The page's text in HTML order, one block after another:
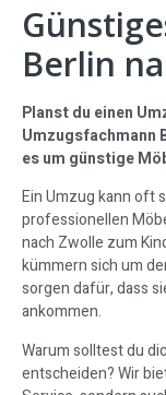
Berlin
Planst du einen
Umzugsfachmann
es um günstige
Ein Umzug kann oft
professionellen
nach Zwolle zum
kümmern sich um
sorgen dafür, dass
ankommen.
Warum solltest du
entscheiden? Wir